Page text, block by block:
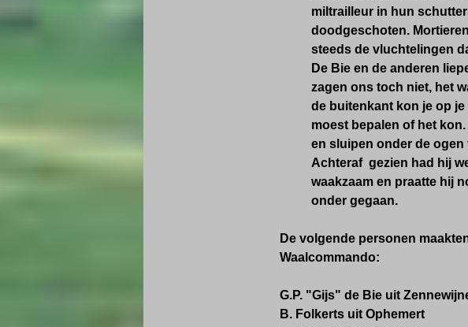
miltrailleur in hun
doodgeschoten.
steeds de vluchtelingen
De Bie en de anderen
zagen ons toch niet, het
de buitenkant kon je op
moest bepalen of het
en sluipen onder de
Achteraf gezien had hij
waakzaam en praatte hij
onder gegaan.
De volgende personen
Waalcommando:
G.P. "Gijs" de Bie uit
B. Folkerts uit Ophemert